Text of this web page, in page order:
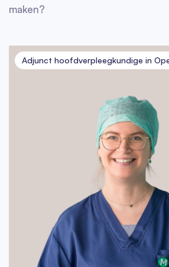
maken?
Adjunct hoofdverpleegkundige in